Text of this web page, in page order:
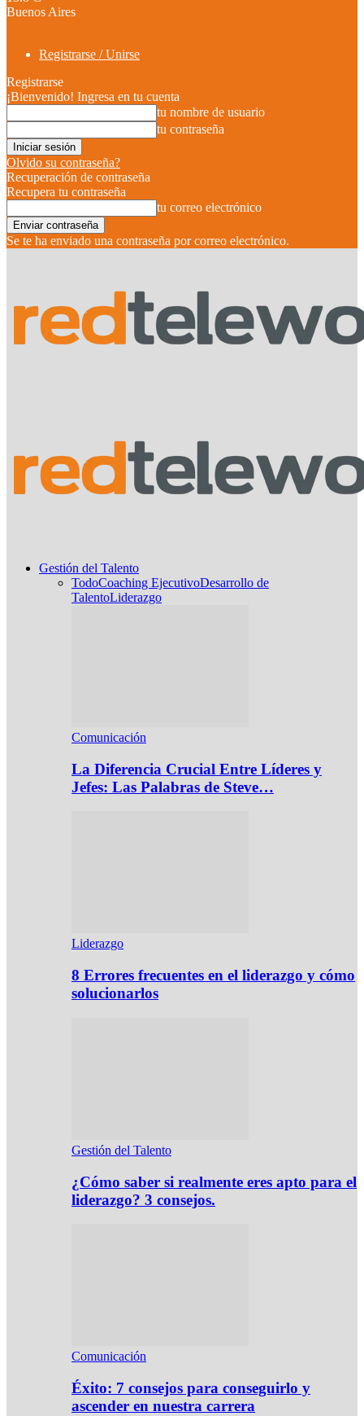
Buenos Aires
Registrarse / Unirse
Registrarse
¡Bienvenido! Ingresa en tu cuenta
tu nombre de usuario
tu contraseña
Olvido su contraseña?
Recuperación de contraseña
Recupera tu contraseña
tu correo electrónico
Se te ha enviado una contraseña por correo electrónico.
Gestión del Talento
TodoCoaching EjecutivoDesarrollo de
TalentoLiderazgo
Comunicación
La Diferencia Crucial Entre Líderes y
Jefes: Las Palabras de Steve…
Liderazgo
8 Errores frecuentes en el liderazgo y cómo
solucionarlos
Gestión del Talento
¿Cómo saber si realmente eres apto para el
liderazgo? 3 consejos.
Comunicación
Éxito: 7 consejos para conseguirlo y
ascender en nuestra carrera